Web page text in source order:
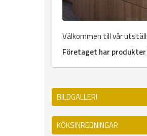
Välkommen till vår
Företaget har
BILDGALLERI
KÖKSINREDNINGAR